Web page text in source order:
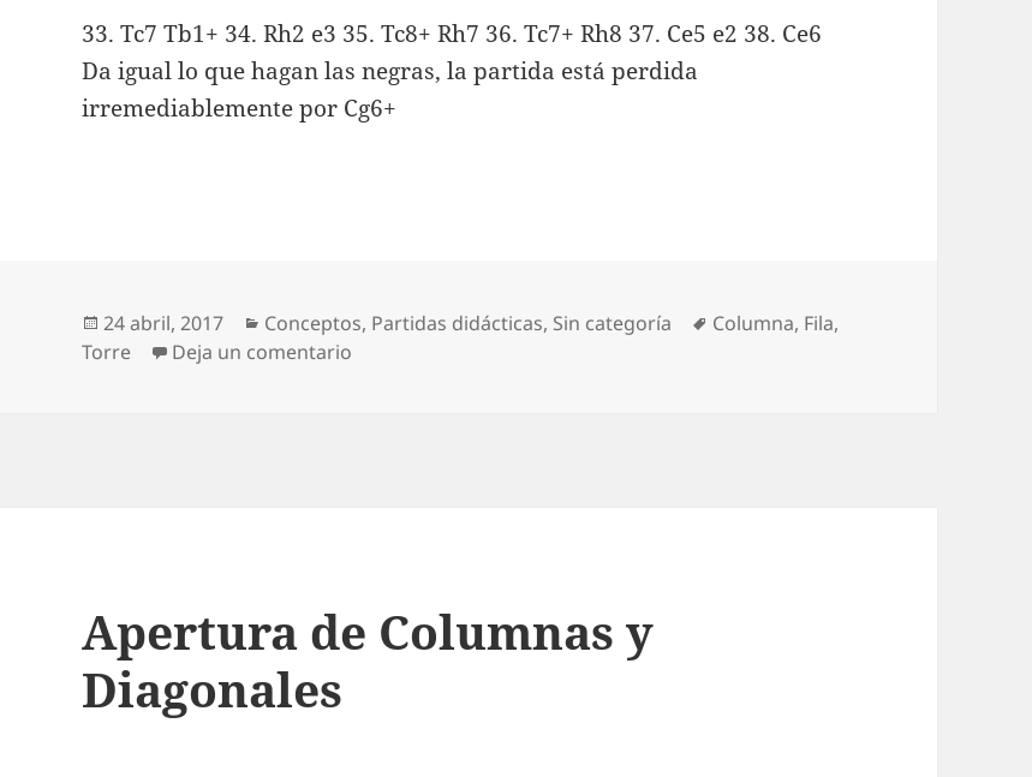
33. Tc7 Tb1+ 34. Rh2 e3 35. Tc8+ Rh7 36. Tc7+ Rh8 37. Ce5 e2 38. Ce6
Da igual lo que hagan las negras, la partida está perdida
irremediablemente por Cg6+
Publicado
el
24 abril, 2017 Categorías
Conceptos, Partidas didácticas, Sin categoría Etiquetas
Columna, Fila,
Torre
Deja un comentario
Apertura de Columnas y
Diagonales